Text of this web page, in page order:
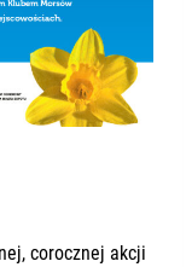
corocznej akcji